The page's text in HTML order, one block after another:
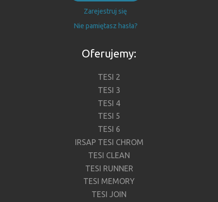
Zarejestruj się
Nie pamiętasz hasła?
Oferujemy:
TESI 2
TESI 3
TESI 4
TESI 5
TESI 6
IRSAP TESI CHROM
TESI CLEAN
TESI RUNNER
TESI MEMORY
TESI JOIN